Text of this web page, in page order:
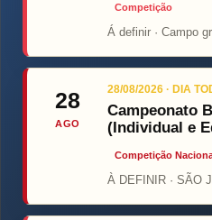
Competição
Á definir · Campo
28
AGO
28/08/2026 · DIA
Campeonato
(Individual e
Competição
À DEFINIR · SÃO